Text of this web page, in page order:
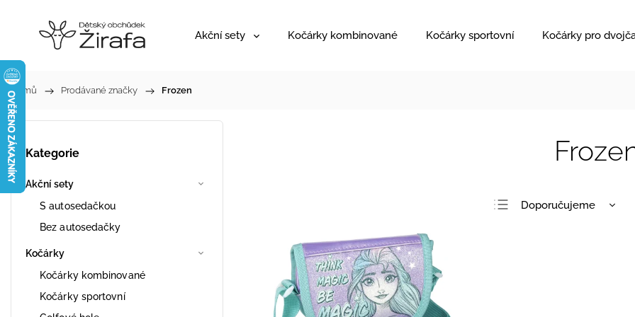
Akční sety Kočárky kombinované Kočárky sportovní Kočárky pro
Domů / Prodávané značky / Frozen
Kategorie
Akční sety
S autosedačkou
Bez autosedačky
Kočárky
Kočárky kombinované
Kočárky sportovní
Doporučujeme